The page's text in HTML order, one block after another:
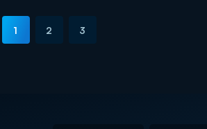
1 2 3